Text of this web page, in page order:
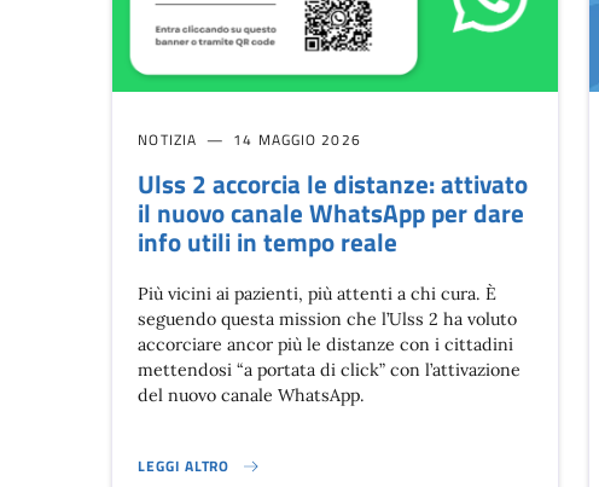
NOTIZIA 14 MAGGIO 2026
Ulss 2 accorcia le distanze: attivato
il nuovo canale WhatsApp per dare
info utili in tempo reale
Più vicini ai pazienti, più attenti a chi cura. È
seguendo questa mission che l’Ulss 2 ha voluto
accorciare ancor più le distanze con i cittadini
mettendosi “a portata di click” con l’attivazione
del nuovo canale WhatsApp.
LEGGI ALTRO
ULSS 2 ACCORCIA LE DISTANZE: ATTIVATO IL NUOVO CANALE